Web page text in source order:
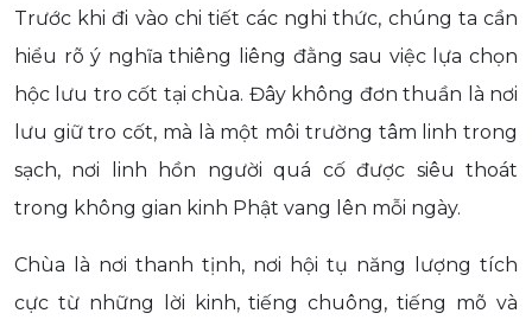
Trước khi đi vào chi tiết các nghi thức, chúng ta cần
hiểu rõ ý nghĩa thiêng liêng đằng sau việc lựa chọn
hộc lưu tro cốt tại chùa. Đây không đơn thuần là nơi
lưu giữ tro cốt, mà là một môi trường tâm linh trong
sạch, nơi linh hồn người quá cố được siêu thoát
trong không gian kinh Phật vang lên mỗi ngày.
Chùa là nơi thanh tịnh, nơi hội tụ năng lượng tích
cực từ những lời kinh, tiếng chuông, tiếng mõ và